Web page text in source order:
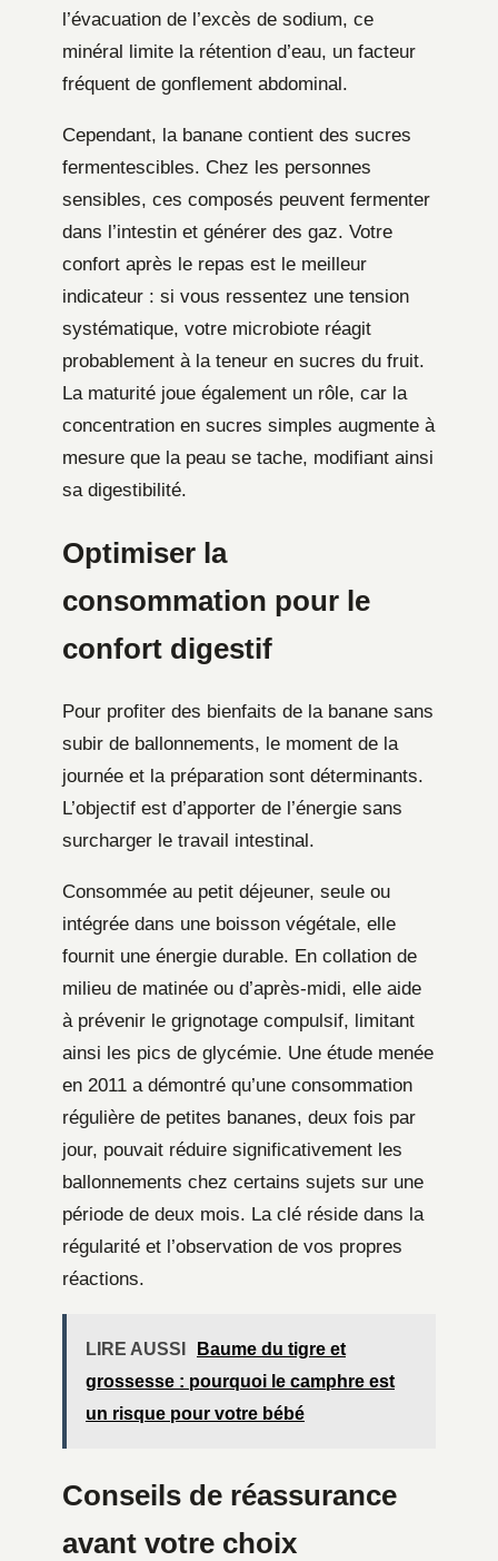
l’évacuation de l’excès de sodium, ce
minéral limite la rétention d’eau, un facteur
fréquent de gonflement abdominal.
Cependant, la banane contient des sucres
fermentescibles. Chez les personnes
sensibles, ces composés peuvent fermenter
dans l’intestin et générer des gaz. Votre
confort après le repas est le meilleur
indicateur : si vous ressentez une tension
systématique, votre microbiote réagit
probablement à la teneur en sucres du fruit.
La maturité joue également un rôle, car la
concentration en sucres simples augmente à
mesure que la peau se tache, modifiant ainsi
sa digestibilité.
Optimiser la
consommation pour le
confort digestif
Pour profiter des bienfaits de la banane sans
subir de ballonnements, le moment de la
journée et la préparation sont déterminants.
L’objectif est d’apporter de l’énergie sans
surcharger le travail intestinal.
Consommée au petit déjeuner, seule ou
intégrée dans une boisson végétale, elle
fournit une énergie durable. En collation de
milieu de matinée ou d’après-midi, elle aide
à prévenir le grignotage compulsif, limitant
ainsi les pics de glycémie. Une étude menée
en 2011 a démontré qu’une consommation
régulière de petites bananes, deux fois par
jour, pouvait réduire significativement les
ballonnements chez certains sujets sur une
période de deux mois. La clé réside dans la
régularité et l’observation de vos propres
réactions.
LIRE AUSSI
Baume du tigre et
grossesse : pourquoi le camphre est
un risque pour votre bébé
Conseils de réassurance
avant votre choix